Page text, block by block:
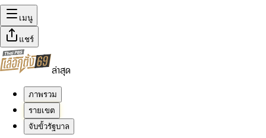
เมนู
แชร์
ล่าสุด
ภาพรวม
รายเขต
จับขั้วรัฐบาล